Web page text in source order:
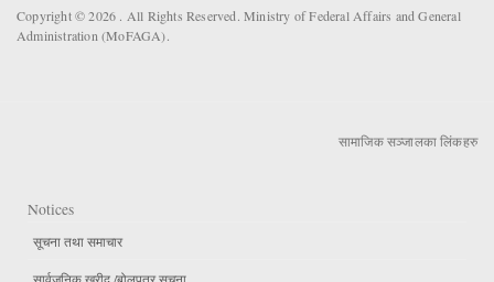
Copyright © 2026 . All Rights Reserved. Ministry of Federal Affairs and General
Administration (MoFAGA).
सामाजिक सञ्जालका लिंकहरु
Notices
सूचना तथा समाचार